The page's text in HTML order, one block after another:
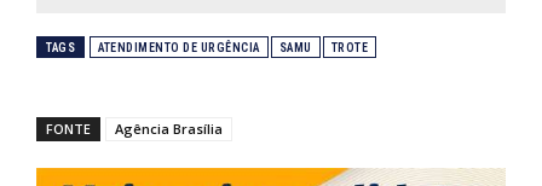
TAGS ATENDIMENTO DE URGÊNCIA SAMU TROTE
FONTE Agência Brasília